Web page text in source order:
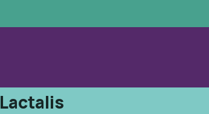
Lactalis